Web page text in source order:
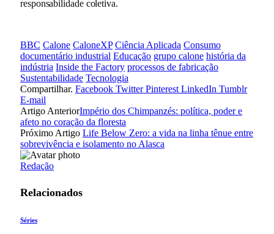
responsabilidade coletiva.
BBC Calone CaloneXP Ciência Aplicada Consumo
documentário industrial Educação grupo calone história da
indústria Inside the Factory processos de fabricação
Sustentabilidade Tecnologia
Compartilhar. Facebook Twitter Pinterest LinkedIn Tumblr
E-mail
Artigo AnteriorImpério dos Chimpanzés: política, poder e
afeto no coração da floresta
Próximo Artigo Life Below Zero: a vida na linha tênue entre
sobrevivência e isolamento no Alasca
Redação
Relacionados
Séries